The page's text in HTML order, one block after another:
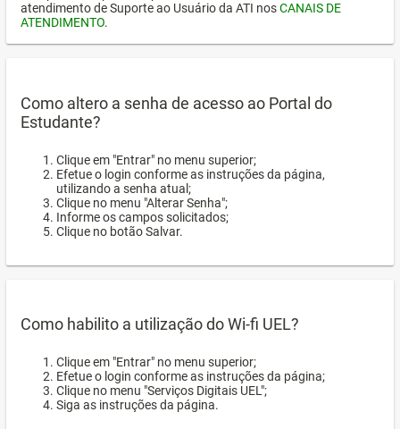
atendimento de Suporte ao Usuário da ATI nosCANAIS DE
ATENDIMENTO.
Como altero a senha de acesso ao Portal do
Estudante?
Clique em "Entrar" no menu superior;
Efetue o login conforme as instruções da página,
utilizando a senha atual;
Clique no menu "Alterar Senha";
Informe os campos solicitados;
Clique no botão Salvar.
Como habilito a utilização do Wi-fi UEL?
Clique em "Entrar" no menu superior;
Efetue o login conforme as instruções da página;
Clique no menu "Serviços Digitais UEL";
Siga as instruções da página.